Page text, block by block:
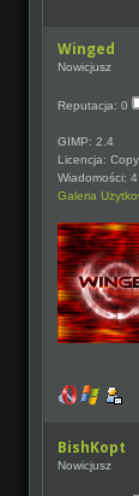
Winged
Nowicjusz
Reputacja: 0
GIMP: 2.4
Licencja:
Wiadomości: 4
Galeria
BishKopt
Nowicjusz